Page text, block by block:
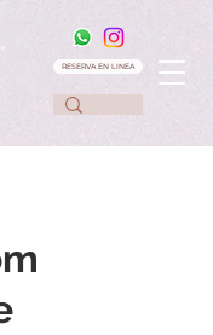
RESERVA EN LINEA